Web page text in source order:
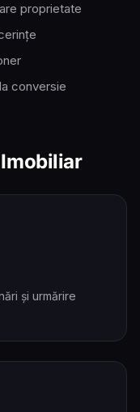
proprietate
conversie
și urmărire